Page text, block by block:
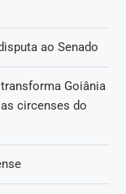
ao Senado
Goiânia
circenses do